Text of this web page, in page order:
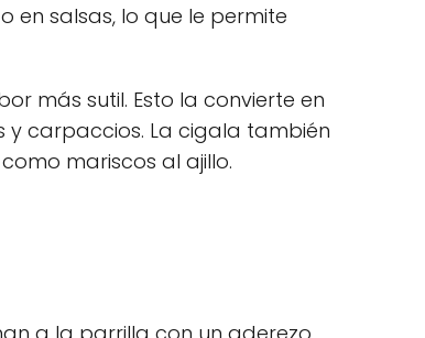
en salsas, lo que le permite
más sutil. Esto la convierte en
y carpaccios. La cigala también
mariscos al ajillo.